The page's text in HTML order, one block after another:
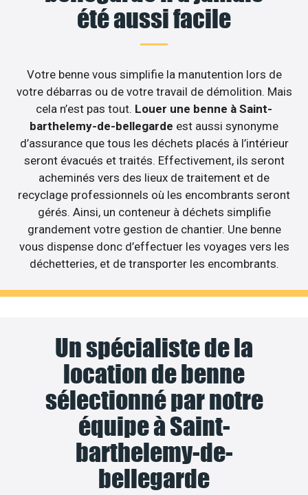
été aussi facile
Votre benne vous simplifie la manutention lors de
votre débarras ou de votre travail de démolition. Mais
cela n’est pas tout. Louer une benne à Saint-
barthelemy-de-bellegarde est aussi synonyme
d’assurance que tous les déchets placés à l’intérieur
seront évacués et traités. Effectivement, ils seront
acheminés vers des lieux de traitement et de
recyclage professionnels où les encombrants seront
gérés. Ainsi, un conteneur à déchets simplifie
grandement votre gestion de chantier. Une benne
vous dispense donc d’effectuer les voyages vers les
déchetteries, et de transporter les encombrants.
Un spécialiste de la
location de benne
sélectionné par notre
équipe à Saint-
barthelemy-de-
bellegarde